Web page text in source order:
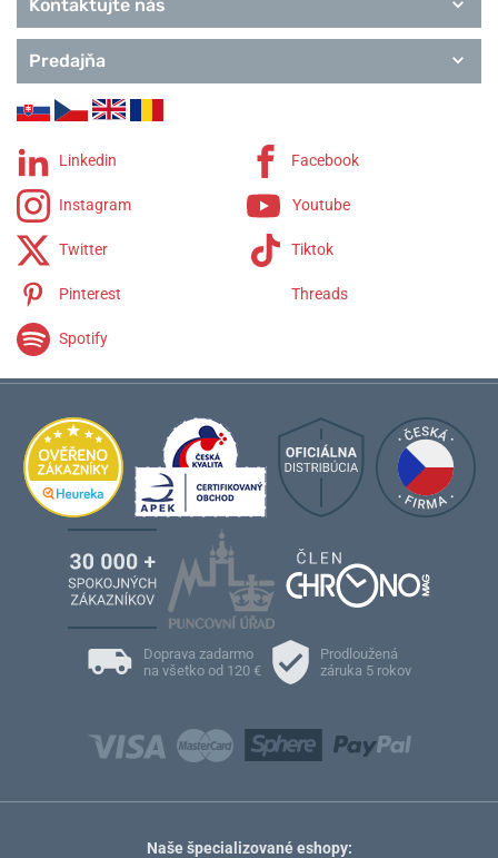
Kontaktujte nás
Predajňa
Linkedin Facebook
Instagram Youtube
Twitter Tiktok
Pinterest Threads
Spotify
Doprava zadarmo
na všetko od 120 €
Prodloužená
záruka 5 rokov
Naše špecializované eshopy: